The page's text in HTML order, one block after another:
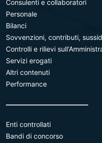
Consulenti e collaboratori
Personale
Bilanci
Sovvenzioni, contributi,
Controlli e rilievi
Servizi erogati
Altri contenuti
Performance
Enti controllati
Bandi di concorso